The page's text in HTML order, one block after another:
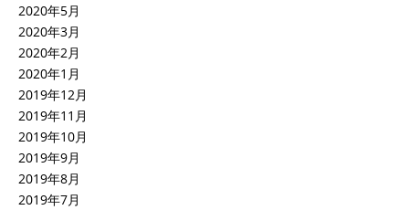
2020年5月
2020年3月
2020年2月
2020年1月
2019年12月
2019年11月
2019年10月
2019年9月
2019年8月
2019年7月